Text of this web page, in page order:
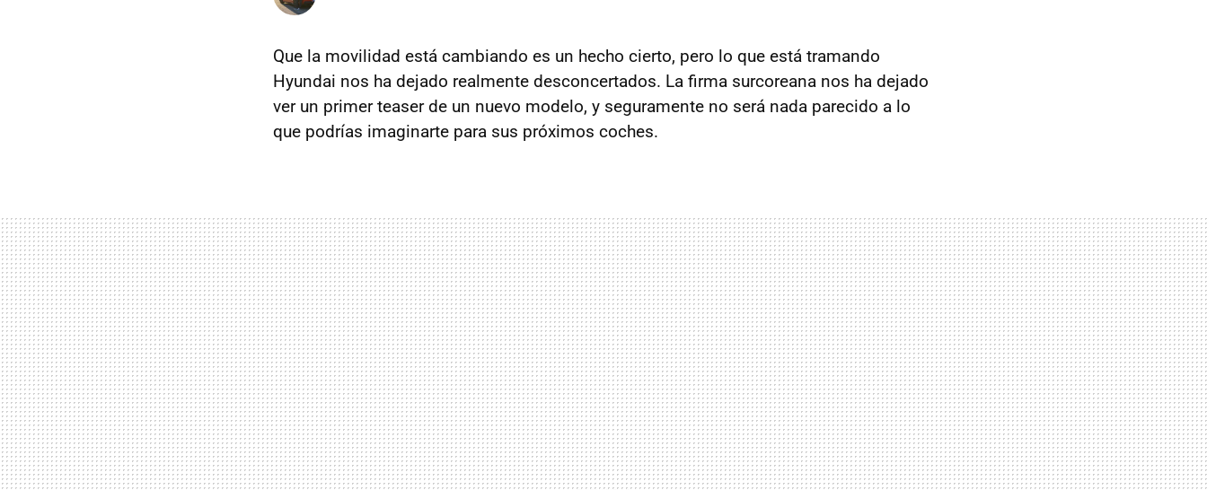
Que la movilidad está cambiando es un hecho cierto, pero lo que está tramando
Hyundai nos ha dejado realmente desconcertados. La firma surcoreana nos ha dejado
ver un primer teaser de un nuevo modelo, y seguramente no será nada parecido a lo
que podrías imaginarte para sus próximos coches.